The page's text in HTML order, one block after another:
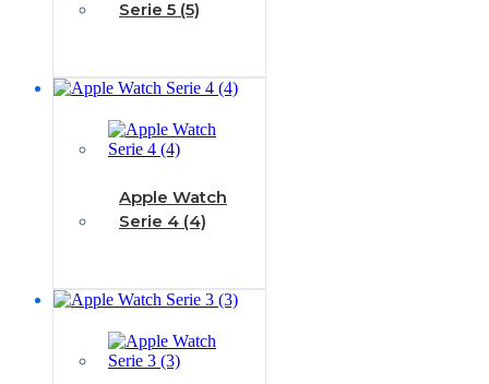
Serie 5 (5)
Apple Watch
Serie 4 (4)